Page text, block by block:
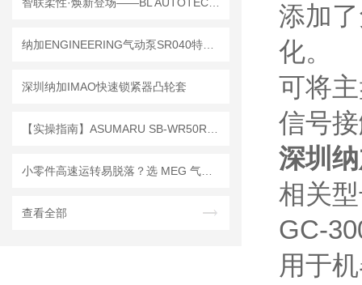
深圳纳加IMAO快速锁紧器凸轮套
查看全部
添加
化。
可将
信号
深圳
相关
GC-
用于